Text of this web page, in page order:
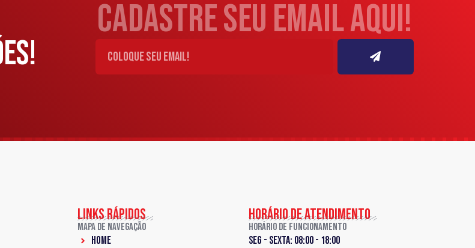
cadastre seu email aqui!
LINKS RÁPIDOS
Mapa de Navegação
Home
HORÁRIO DE ATENDIMENTO
Horário de Funcionamento
Seg - sexta: 08:00 - 18:00